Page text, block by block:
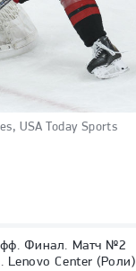
USA Today Sports
Финал. Матч №2
Center (Роли)